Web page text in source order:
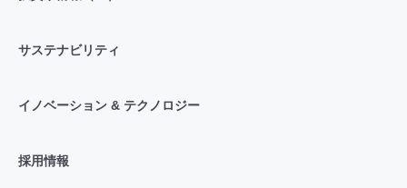
サステナビリティ
イノベーション & テクノロジー
採用情報